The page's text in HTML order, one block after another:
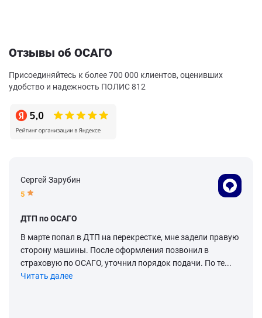
Отзывы об ОСАГО
Присоединяйтесь к более 700 000 клиентов, оценивших
удобство и надежность ПОЛИС 812
Сергей Зарубин
5
ДТП по ОСАГО
В марте попал в ДТП на перекрестке, мне задели правую
сторону машины. После оформления позвонил в
страховую по ОСАГО, уточнил порядок подачи. По те...
Читать далее